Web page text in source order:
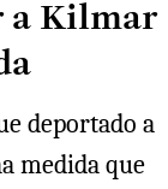
a Kilmar
deportado a
medida que